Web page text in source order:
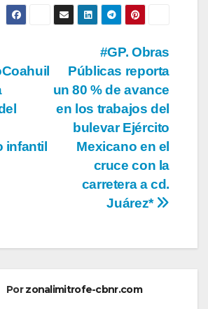
#GP. Obras
Públicas reporta
un 80 % de avance
en los trabajos del
bulevar Ejército
Mexicano en el
cruce con la
carretera a cd.
Juárez*
infantil
Porzonalimitrofe-cbnr.com